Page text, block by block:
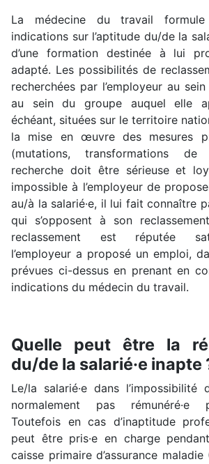
La médecine du travail
indications sur l’aptitude du/de la
d’une formation destinée à lui
adapté. Les possibilités de
recherchées par l’employeur au
au sein du groupe auquel elle
échéant, situées sur le territoire
la mise en œuvre des mesures
(mutations, transformations de
recherche doit être sérieuse et
impossible à l’employeur de
au/à la salarié·e, il lui fait connaître
qui s’opposent à son
reclassement est réputée
l’employeur a proposé un emploi,
prévues ci-dessus en prenant en
indications du médecin du travail.
Quelle peut être la
du/de la salarié·e inapte
Le/la salarié·e dans l’impossibilité
normalement pas rémunéré·e
Toutefois en cas d’inaptitude
peut être pris·e en charge
caisse primaire d’assurance